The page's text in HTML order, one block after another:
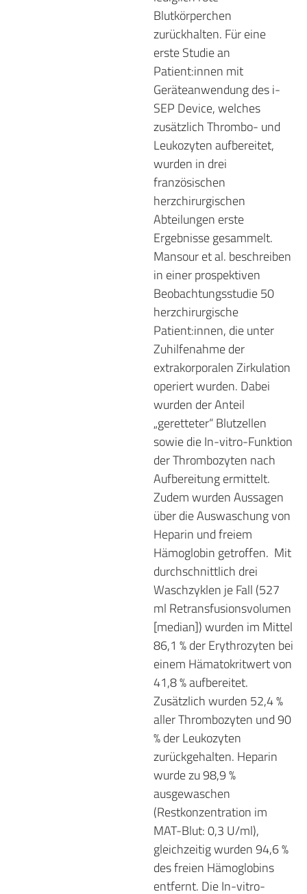
Blutkörperchen
zurückhalten. Für eine
erste Studie an
Patient:innen mit
Geräteanwendung des i-
SEP Device, welches
zusätzlich Thrombo- und
Leukozyten aufbereitet,
wurden in drei
französischen
herzchirurgischen
Abteilungen erste
Ergebnisse gesammelt.
Mansour et al. beschreiben
in einer prospektiven
Beobachtungsstudie 50
herzchirurgische
Patient:innen, die unter
Zuhilfenahme der
extrakorporalen Zirkulation
operiert wurden. Dabei
wurden der Anteil
„geretteter“ Blutzellen
sowie die In-vitro-Funktion
der Thrombozyten nach
Aufbereitung ermittelt.
Zudem wurden Aussagen
über die Auswaschung von
Heparin und freiem
Hämoglobin getroffen. Mit
durchschnittlich drei
Waschzyklen je Fall (527
ml Retransfusionsvolumen
[median]) wurden im Mittel
86,1 % der Erythrozyten bei
einem Hämatokritwert von
41,8 % aufbereitet.
Zusätzlich wurden 52,4 %
aller Thrombozyten und 90
% der Leukozyten
zurückgehalten. Heparin
wurde zu 98,9 %
ausgewaschen
(Restkonzentration im
MAT-Blut: 0,3 U/ml),
gleichzeitig wurden 94,6 %
des freien Hämoglobins
entfernt. Die In-vitro-